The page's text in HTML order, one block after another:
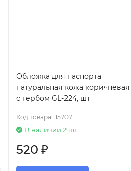
Обложка для паспорта
натуральная кожа коричневая
с гербом GL-224, шт
Код товара: 15707
В наличии 2 шт.
520₽